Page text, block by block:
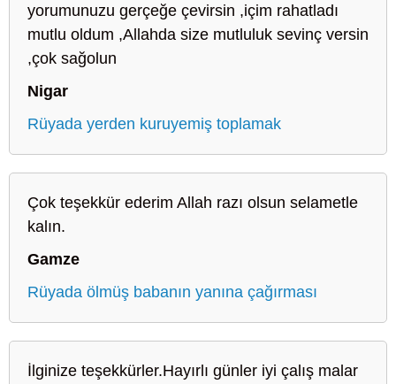
yorumunuzu gerçeğe çevirsin ,içim rahatladı
mutlu oldum ,Allahda size mutluluk sevinç versin
,çok sağolun
Nigar
Rüyada yerden kuruyemiş toplamak
Çok teşekkür ederim Allah razı olsun selametle
kalın.
Gamze
Rüyada ölmüş babanın yanına çağırması
İlginize teşekkürler.Hayırlı günler iyi çalış malar